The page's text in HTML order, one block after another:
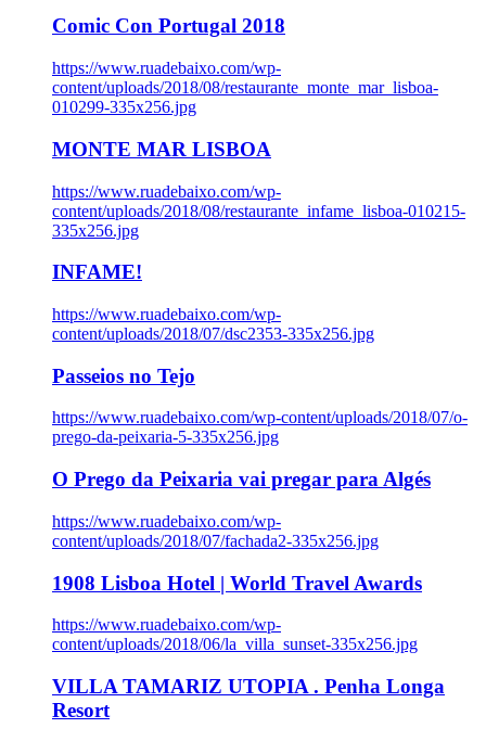
Comic Con Portugal 2018
https://www.ruadebaixo.com/wp-
content/uploads/2018/08/restaurante_monte_mar_lisboa-
010299-335x256.jpg
MONTE MAR LISBOA
https://www.ruadebaixo.com/wp-
content/uploads/2018/08/restaurante_infame_lisboa-010215-
335x256.jpg
INFAME!
https://www.ruadebaixo.com/wp-
content/uploads/2018/07/dsc2353-335x256.jpg
Passeios no Tejo
https://www.ruadebaixo.com/wp-content/uploads/2018/07/o-
prego-da-peixaria-5-335x256.jpg
O Prego da Peixaria vai pregar para Algés
https://www.ruadebaixo.com/wp-
content/uploads/2018/07/fachada2-335x256.jpg
1908 Lisboa Hotel | World Travel Awards
https://www.ruadebaixo.com/wp-
content/uploads/2018/06/la_villa_sunset-335x256.jpg
VILLA TAMARIZ UTOPIA . Penha Longa
Resort